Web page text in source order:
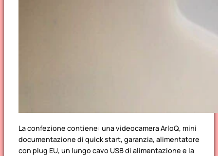
La confezione contiene: una videocamera ArloQ, mini
documentazione di quick start, garanzia, alimentatore
con plug EU, un lungo cavo USB di alimentazione e la